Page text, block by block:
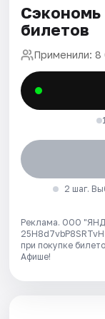
Сэкономь
билетов
Применили: 8
2 шаг.
Реклама. ООО
при покупке
Афише!